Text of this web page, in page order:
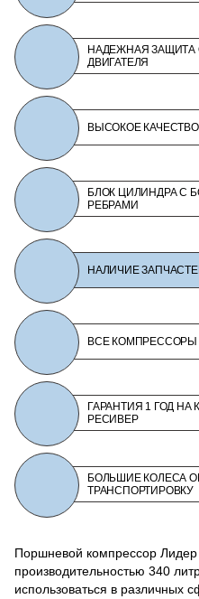
НАДЕЖНАЯ ЗАЩИТА
ДВИГАТЕЛЯ
ВЫСОКОЕ
БЛОК ЦИЛИНДРА С
РЕБРАМИ
НАЛИЧИЕ
ВСЕ КОМПРЕССОРЫ
ГАРАНТИЯ 1 ГОД
РЕСИВЕР
БОЛЬШИЕ КОЛЕСА
ТРАНСПОРТИРОВКУ
Поршневой компрессор
производительностью 340
использоваться в различных